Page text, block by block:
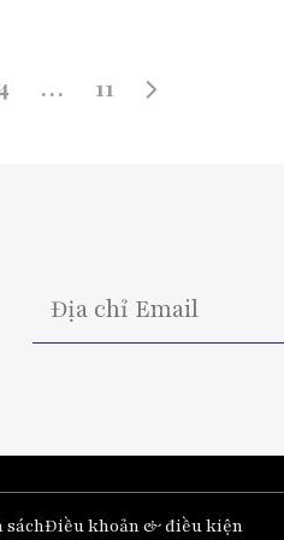
… 11
sáchĐiều khoản & điều kiện